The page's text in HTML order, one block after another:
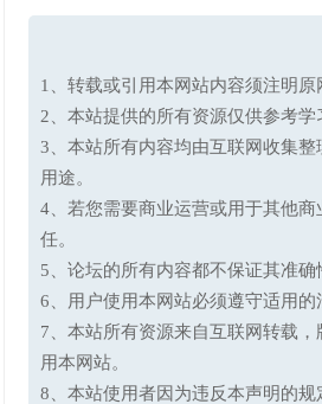
1、转载或引用本网站内容须注明原
2、本站提供的所有资源仅供参考
3、本站所有内容均由互联网收集
用途。
4、若您需要商业运营或用于其他
任。
5、论坛的所有内容都不保证其准
6、用户使用本网站必须遵守适用
7、本站所有资源来自互联网转载
用本网站。
8、本站使用者因为违反本声明的